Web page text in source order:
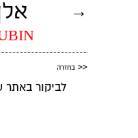
→
<< בחזרה
לביקור באתר